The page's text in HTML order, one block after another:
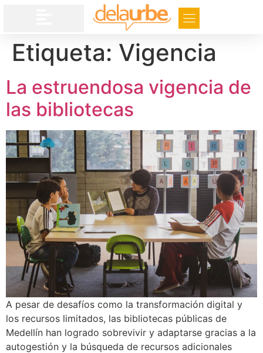
Etiqueta: Vigencia
La estruendosa vigencia de
las bibliotecas
A pesar de desafíos como la transformación digital y
los recursos limitados, las bibliotecas públicas de
Medellín han logrado sobrevivir y adaptarse gracias a la
autogestión y la búsqueda de recursos adicionales